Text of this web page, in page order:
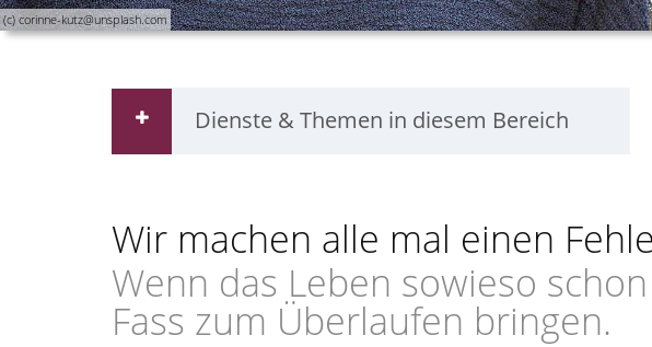
(c) corinne-kutz@unsplash.com
Dienste & Themen in diesem Bereich
Wir machen alle mal einen
Wenn das Leben sowieso
Fass zum Überlaufen bringen.